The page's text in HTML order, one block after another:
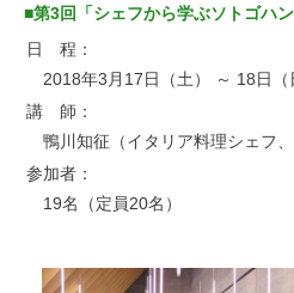
■第3回「シェフから学ぶソトゴハン
日 程：
2018年3月17日（土） ～ 18日（
講 師：
鴨川知征（イタリア料理シェフ、
参加者：
19名（定員20名）